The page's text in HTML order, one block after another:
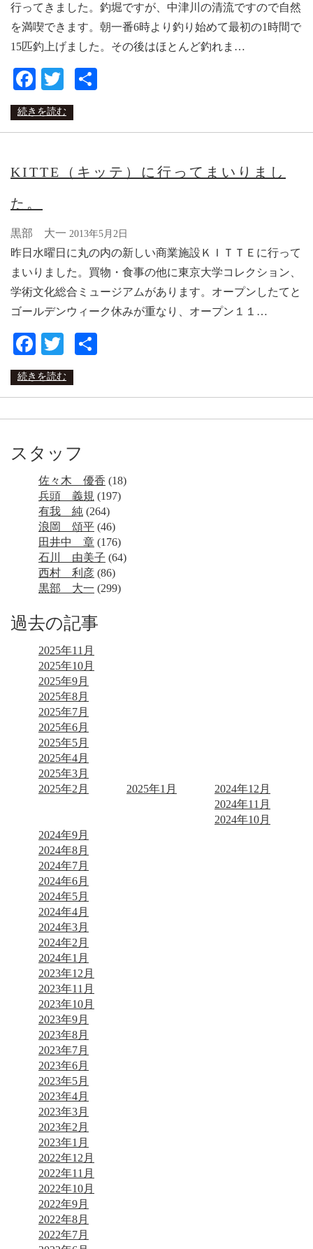
行ってきました。釣堀ですが、中津川の清流ですので自然
を満喫できます。朝一番6時より釣り始めて最初の1時間で
15匹釣上げました。その後はほとんど釣れま…
Facebook
Twitter
続きを読む
KITTE（キッテ）に行ってまいりまし
た。
黒部 大一 2013年5月2日
昨日水曜日に丸の内の新しい商業施設ＫＩＴＴＥに行って
まいりました。買物・食事の他に東京大学コレクション、
学術文化総合ミュージアムがあります。オープンしたてと
ゴールデンウィーク休みが重なり、オープン１１…
Facebook
Twitter
続きを読む
スタッフ
佐々木 優香 (18)
兵頭 義規 (197)
有我 純 (264)
浪岡 頌平 (46)
田井中 章 (176)
石川 由美子 (64)
西村 利彦 (86)
黒部 大一 (299)
過去の記事
2025年11月
2025年10月
2025年9月
2025年8月
2025年7月
2025年6月
2025年5月
2025年4月
2025年3月
2025年2月
2025年1月
2024年12月
2024年11月
2024年10月
2024年9月
2024年8月
2024年7月
2024年6月
2024年5月
2024年4月
2024年3月
2024年2月
2024年1月
2023年12月
2023年11月
2023年10月
2023年9月
2023年8月
2023年7月
2023年6月
2023年5月
2023年4月
2023年3月
2023年2月
2023年1月
2022年12月
2022年11月
2022年10月
2022年9月
2022年8月
2022年7月